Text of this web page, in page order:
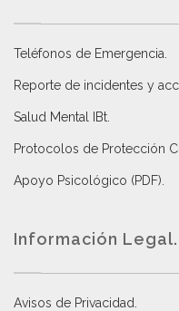
Teléfonos de Emergencia.
Reporte de incidentes y
Salud Mental IBt
Protocolos de Protección
Apoyo Psicológico (PDF)
Información Legal.
Avisos de Privacidad